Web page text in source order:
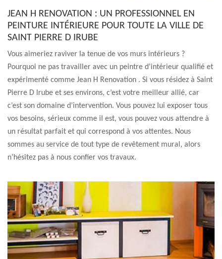
JEAN H RENOVATION : UN PROFESSIONNEL EN
PEINTURE INTÉRIEURE POUR TOUTE LA VILLE DE
SAINT PIERRE D IRUBE
Vous aimeriez raviver la tenue de vos murs intérieurs ?
Pourquoi ne pas travailler avec un peintre d’intérieur qualifié et
expérimenté comme Jean H Renovation . Si vous résidez à Saint
Pierre D Irube et ses environs, c’est votre meilleur allié, car
c’est son domaine d’intervention. Vous pouvez lui exposer tous
vos besoins, sérieux comme il est, vous pouvez vous attendre à
un résultat parfait et qui correspond à vos attentes. Nous
sommes au service de tout type de revêtement mural, alors
n’hésitez pas à nous confier vos travaux.